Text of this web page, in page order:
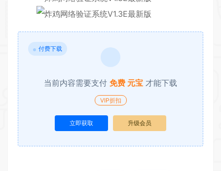
付费下载
当前内容需要支付 免费 元宝 才能下载
VIP折扣
立即获取 升级会员